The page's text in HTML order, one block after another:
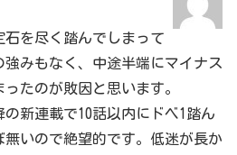
を尽く踏んでしまって
みもなく、中途半端にマイナス
たのが敗因と思います。
新連載で10話以内にドベ1踏ん
いので絶望的です。低迷が長か